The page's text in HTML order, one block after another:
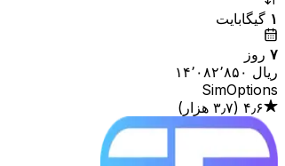
۱ گیگابایت
۷ روز
SimOptions
۴٫۶ (۳٫۷ هزار )